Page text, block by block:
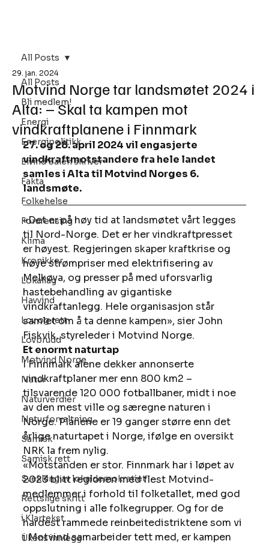
All Posts
Bli medlem!
Energi
Energipolitikk
Eivind Salen skriver
Fakta
Folkehelse
Forurensing
Klima
Kronikker
Lokallag
Havvind
Lov og rett
Lovbrudd
Motvind Norge
Natur
Naturverdier
Naturforvaltning
Samisk
Samisk rett
Svekking av lokaldemokratiet
Rettslige skritt
i Klartekst
Ukens innlegg
All Posts
Motvind Norge tar landsmøtet 2024 i
Alta: – Skal ta kampen mot
vindkraftplanene i Finnmark
29. jan. 2024
27. og 28. april 2024 vil engasjerte
vindkraftmotstandere fra hele landet
samles i Alta til Motvind Norges 6.
landsmøte.
«Det er på høy tid at landsmøtet vårt legges
til Nord-Norge. Det er her vindkraftpresset
er høyest. Regjeringen skaper kraftkrise og
høye strømpriser med elektrifisering av
Melkøya, og presser på med uforsvarlig
hastebehandling av gigantiske
vindkraftanlegg. Hele organisasjon står
samlet om å ta denne kampen», sier John
Fiskvik, styreleder i Motvind Norge.
Et enormt naturtap
I Finnmark alene dekker annonserte
vindkraftplaner mer enn 800 km2 –
tilsvarende 120 000 fotballbaner, midt i noe
av den mest ville og særegne naturen i
Norge. Planene er 19 ganger større enn det
årlige naturtapet i Norge, ifølge en oversikt
NRK la frem nylig.
«Motstanden er stor. Finnmark har i løpet av
2023 blitt regionen med flest Motvind-
medlemmer i forhold til folketallet, med god
oppslutning i alle folkegrupper. Og for de
hardest rammede reinbeitedistriktene som vi
i Motvind samarbeider tett med, er kampen